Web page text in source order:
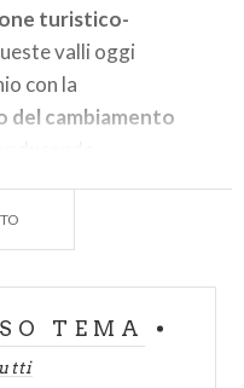
turistico-
valli oggi
con la
del cambiamento
del territorio.
ad incrementare
culturale
condiviso di
TEMA